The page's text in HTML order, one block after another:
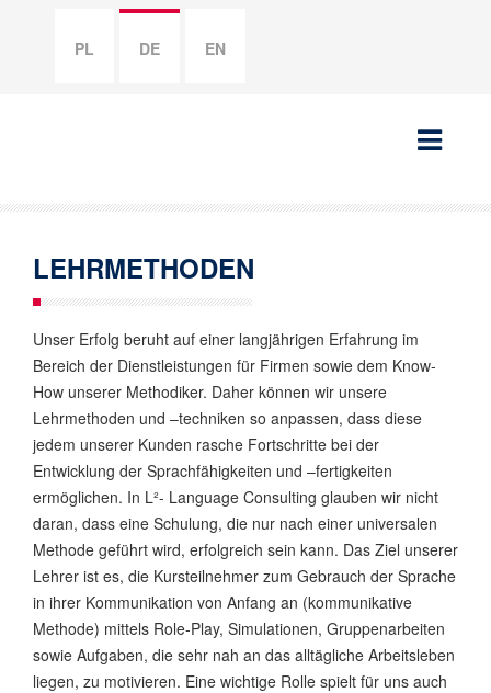
PL DE EN
LEHRMETHODEN
Unser Erfolg beruht auf einer langjährigen Erfahrung im
Bereich der Dienstleistungen für Firmen sowie dem Know-
How unserer Methodiker. Daher können wir unsere
Lehrmethoden und –techniken so anpassen, dass diese
jedem unserer Kunden rasche Fortschritte bei der
Entwicklung der Sprachfähigkeiten und –fertigkeiten
ermöglichen. In L²- Language Consulting glauben wir nicht
daran, dass eine Schulung, die nur nach einer universalen
Methode geführt wird, erfolgreich sein kann. Das Ziel unserer
Lehrer ist es, die Kursteilnehmer zum Gebrauch der Sprache
in ihrer Kommunikation von Anfang an (kommunikative
Methode) mittels Role-Play, Simulationen, Gruppenarbeiten
sowie Aufgaben, die sehr nah an das alltägliche Arbeitsleben
liegen, zu motivieren. Eine wichtige Rolle spielt für uns auch